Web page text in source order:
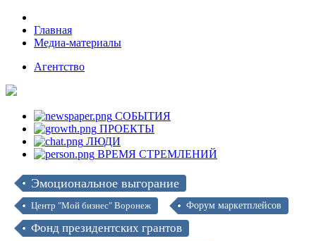
Главная
Медиа-материалы
Агентство
СОБЫТИЯ
ПРОЕКТЫ
ЛЮДИ
ВРЕМЯ СТРЕМЛЕНИЙ
Эмоциональное выгорание
Центр "Мой бизнес" Воронеж Форум маркетплейсов
Фонд президентских грантов